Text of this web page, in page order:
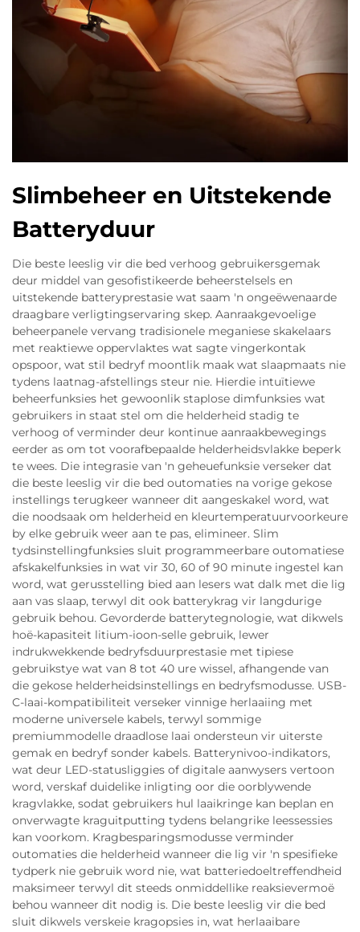
Slimbeheer en Uitstekende
Batteryduur
Die beste leeslig vir die bed verhoog gebruikersgemak
deur middel van gesofistikeerde beheerstelsels en
uitstekende batteryprestasie wat saam 'n ongeëwenaarde
draagbare verligtingservaring skep. Aanraakgevoelige
beheerpanele vervang tradisionele meganiese skakelaars
met reaktiewe oppervlaktes wat sagte vingerkontak
opspoor, wat stil bedryf moontlik maak wat slaapmaats nie
tydens laatnag-afstellings steur nie. Hierdie intuïtiewe
beheerfunksies het gewoonlik staplose dimfunksies wat
gebruikers in staat stel om die helderheid stadig te
verhoog of verminder deur kontinue aanraakbewegings
eerder as om tot voorafbepaalde helderheidsvlakke beperk
te wees. Die integrasie van 'n geheuefunksie verseker dat
die beste leeslig vir die bed outomaties na vorige gekose
instellings terugkeer wanneer dit aangeskakel word, wat
die noodsaak om helderheid en kleurtemperatuurvoorkeure
by elke gebruik weer aan te pas, elimineer. Slim
tydsinstellingfunksies sluit programmeerbare outomatiese
afskakelfunksies in wat vir 30, 60 of 90 minute ingestel kan
word, wat gerusstelling bied aan lesers wat dalk met die lig
aan vas slaap, terwyl dit ook batterykrag vir langdurige
gebruik behou. Gevorderde batterytegnologie, wat dikwels
hoë-kapasiteit litium-ioon-selle gebruik, lewer
indrukwekkende bedryfsduurprestasie met tipiese
gebruikstye wat van 8 tot 40 ure wissel, afhangende van
die gekose helderheidsinstellings en bedryfsmodusse. USB-
C-laai-kompatibiliteit verseker vinnige herlaaiing met
moderne universele kabels, terwyl sommige
premiummodelle draadlose laai ondersteun vir uiterste
gemak en bedryf sonder kabels. Batterynivoo-indikators,
wat deur LED-statusliggies of digitale aanwysers vertoon
word, verskaf duidelike inligting oor die oorblywende
kragvlakke, sodat gebruikers hul laaikringe kan beplan en
onverwagte kraguitputting tydens belangrike leessessies
kan voorkom. Kragbesparingsmodusse verminder
outomaties die helderheid wanneer die lig vir 'n spesifieke
tydperk nie gebruik word nie, wat batteriedoeltreffendheid
maksimeer terwyl dit steeds onmiddellike reaksievermoë
behou wanneer dit nodig is. Die beste leeslig vir die bed
sluit dikwels verskeie kragopsies in, wat herlaaibare